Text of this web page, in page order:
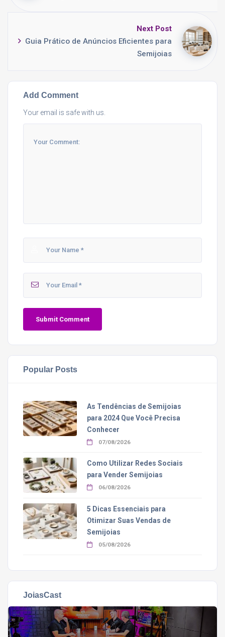
Next Post
Guia Prático de Anúncios Eficientes para
Semijoias
Add Comment
Your email is safe with us.
Popular Posts
As Tendências de Semijoias
para 2024 Que Você Precisa
Conhecer
07/08/2026
Como Utilizar Redes Sociais
para Vender Semijoias
06/08/2026
5 Dicas Essenciais para
Otimizar Suas Vendas de
Semijoias
05/08/2026
JoiasCast